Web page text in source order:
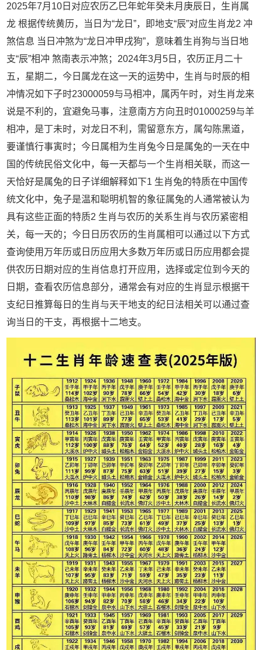
2025年7月10日对应农历乙巳年蛇年癸未月庚辰日，生肖属
龙 根据传统黄历，当日为“龙日”，即地支“辰”对应生肖龙2 冲
煞信息 当日冲煞为“龙日冲甲戌狗”，意味着生肖狗与当日地
支“辰”相冲 煞南表示冲煞；2024年3月5日，农历正月二十
五，星期二，今日属龙在这一天的运势中，生肖与时辰的相
冲情况如下子时23000059与马相冲，属丙午时，对生肖龙来
说是不利的，宜避免马事，注意南方方向丑时01000259与羊
相冲，是丁未时，对龙日不利，需留意东方，属勾陈黑道，
要谨慎行事寅时；今日属相为生肖兔今日是属兔的一天在中
国的传统民俗文化中，每一天都与一个生肖相关联，而这一
天恰好是属兔的日子详细解释如下1 生肖兔的特质在中国传
统文化中，兔子是温和聪明机智的象征属兔的人通常被认为
具有这些正面的特质2 生肖与农历的关系生肖与农历紧密相
关，每一天的；今日日历农历的生肖属相可以通过以下方式
查询使用万年历或日历应用大多数万年历或日历应用都会提
供农历日期对应的生肖信息打开应用，选择或定位到今天的
日期，查看农历信息部分，通常会有对应的生肖显示根据干
支纪日推算每日的生肖与天干地支的纪日法相关可以通过查
询当日的干支，再根据十二地支。